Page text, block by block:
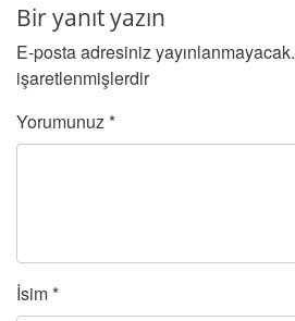
Bir yanıt yazın
E-posta adresiniz yayınlanmayacak.
işaretlenmişlerdir
Yorumunuz*
İsim*